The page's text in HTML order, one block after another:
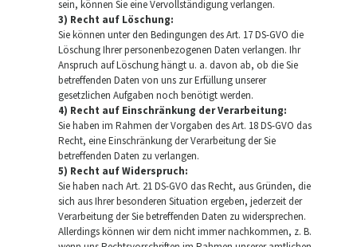
sein, können Sie eine Vervollständigung verlangen.
3) Recht auf Löschung:
Sie können unter den Bedingungen des Art. 17 DS-GVO die
Löschung Ihrer personenbezogenen Daten verlangen. Ihr
Anspruch auf Löschung hängt u. a. davon ab, ob die Sie
betreffenden Daten von uns zur Erfüllung unserer
gesetzlichen Aufgaben noch benötigt werden.
4) Recht auf Einschränkung der Verarbeitung:
Sie haben im Rahmen der Vorgaben des Art. 18 DS-GVO das
Recht, eine Einschränkung der Verarbeitung der Sie
betreffenden Daten zu verlangen.
5) Recht auf Widerspruch:
Sie haben nach Art. 21 DS-GVO das Recht, aus Gründen, die
sich aus Ihrer besonderen Situation ergeben, jederzeit der
Verarbeitung der Sie betreffenden Daten zu widersprechen.
Allerdings können wir dem nicht immer nachkommen, z. B.